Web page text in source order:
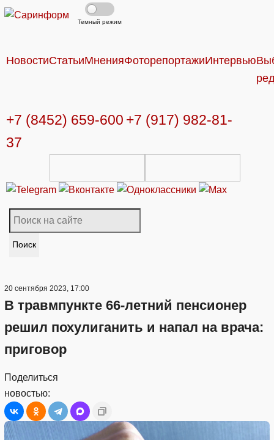
Темный режим
НовостиСтатьиМненияФоторепортажиИнтервью
+7 (8452) 659-600 +7 (917) 982-81-
37
Поиск
20 сентября 2023, 17:00
В травмпункте 66-летний пенсионер
решил похулиганить и напал на врача:
приговор
Поделиться
новостью: